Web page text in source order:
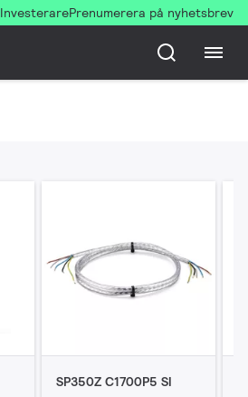
InvesterarePrenumerera på nyhetsbrev
SP350Z C1700P5 SI